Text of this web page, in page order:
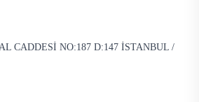
CADDESİ NO:187 D:147 İSTANBUL /